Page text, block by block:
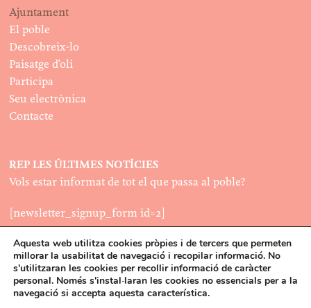
Ajuntament
El poble
Descobreix-lo
Paisatge d’oli
Participa
Seu electrònica
Contacte
REP LES ÚLTIMES NOTÍCIES
Vols estar informat de tot el que passa al poble?
[newsletter_signup_form id=2]
LEGAL
Política de cookies
©2022
Disseny:
Aquesta web utilitza cookies pròpies i de tercers que permeten
millorar la usabilitat de navegació i recopilar informació. No
s'utilitzaran les cookies per recollir informació de caràcter
personal. Només s'instal·laran les cookies no essencials per a la
navegació si accepta aquesta característica.